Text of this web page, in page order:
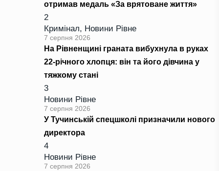
отримав медаль «За врятоване життя»
2
Кримінал, Новини Рівне
7 серпня 2026
На Рівненщині граната вибухнула в руках
22-річного хлопця: він та його дівчина у
тяжкому стані
3
Новини Рівне
7 серпня 2026
У Тучинській спецшколі призначили нового
директора
4
Новини Рівне
7 серпня 2026